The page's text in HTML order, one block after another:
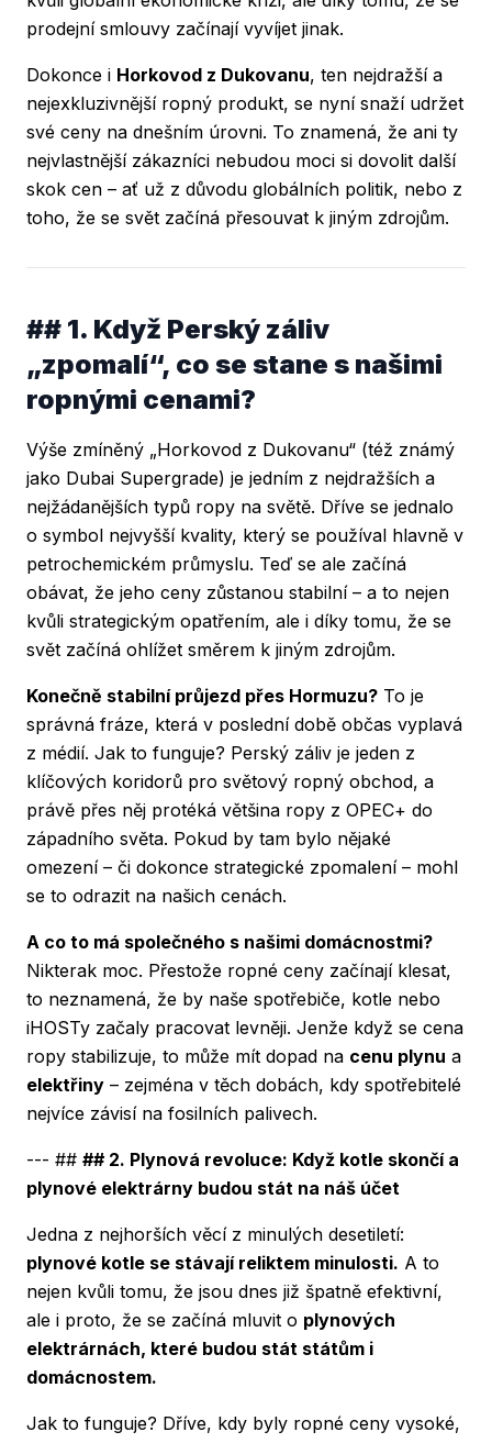
prodejní smlouvy začínají vyvíjet jinak.
Dokonce i Horkovod z Dukovanu, ten nejdražší a
nejexkluzivnější ropný produkt, se nyní snaží udržet
své ceny na dnešním úrovni. To znamená, že ani ty
nejvlastnější zákazníci nebudou moci si dovolit další
skok cen – ať už z důvodu globálních politik, nebo z
toho, že se svět začíná přesouvat k jiným zdrojům.
## 1. Když Perský záliv
„zpomalí“, co se stane s našimi
ropnými cenami?
Výše zmíněný „Horkovod z Dukovanu“ (též známý
jako Dubai Supergrade) je jedním z nejdražších a
nejžádanějších typů ropy na světě. Dříve se jednalo
o symbol nejvyšší kvality, který se používal hlavně v
petrochemickém průmyslu. Teď se ale začíná
obávat, že jeho ceny zůstanou stabilní – a to nejen
kvůli strategickým opatřením, ale i díky tomu, že se
svět začíná ohlížet směrem k jiným zdrojům.
Konečně stabilní průjezd přes Hormuzu? To je
správná fráze, která v poslední době občas vyplavá
z médií. Jak to funguje? Perský záliv je jeden z
klíčových koridorů pro světový ropný obchod, a
právě přes něj protéká většina ropy z OPEC+ do
západního světa. Pokud by tam bylo nějaké
omezení – či dokonce strategické zpomalení – mohl
se to odrazit na našich cenách.
A co to má společného s našimi domácnostmi?
Nikterak moc. Přestože ropné ceny začínají klesat,
to neznamená, že by naše spotřebiče, kotle nebo
iHOSTy začaly pracovat levněji. Jenže když se cena
ropy stabilizuje, to může mít dopad na cenu plynu a
elektřiny – zejména v těch dobách, kdy spotřebitelé
nejvíce závisí na fosilních palivech.
--- ## ## 2. Plynová revoluce: Když kotle skončí a
plynové elektrárny budou stát na náš účet
Jedna z nejhorších věcí z minulých desetiletí:
plynové kotle se stávají reliktem minulosti. A to
nejen kvůli tomu, že jsou dnes již špatně efektivní,
ale i proto, že se začíná mluvit o plynových
elektrárnách, které budou stát státům i
domácnostem.
Jak to funguje? Dříve, kdy byly ropné ceny vysoké,